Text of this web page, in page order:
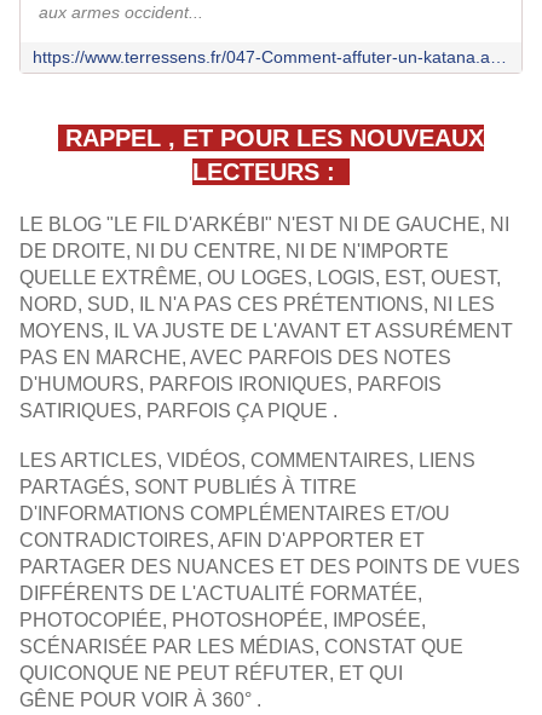
aux armes occident...
RAPPEL , ET POUR LES NOUVEAUX
LECTEURS :
LE BLOG "LE FIL D'ARKÉBI" N'EST NI DE GAUCHE, NI
DE DROITE, NI DU CENTRE, NI DE N'IMPORTE
QUELLE EXTRÊME, OU LOGES, LOGIS, EST, OUEST,
NORD, SUD, IL N'A PAS CES PRÉTENTIONS, NI LES
MOYENS, IL VA JUSTE DE L'AVANT ET ASSURÉMENT
PAS EN MARCHE, AVEC PARFOIS DES NOTES
D'HUMOURS, PARFOIS IRONIQUES, PARFOIS
SATIRIQUES, PARFOIS ÇA PIQUE .
LES ARTICLES, VIDÉOS, COMMENTAIRES, LIENS
PARTAGÉS, SONT PUBLIÉS À TITRE
D'INFORMATIONS COMPLÉMENTAIRES ET/OU
CONTRADICTOIRES, AFIN D'APPORTER ET
PARTAGER DES NUANCES ET DES POINTS DE VUES
DIFFÉRENTS DE L'ACTUALITÉ FORMATÉE,
PHOTOCOPIÉE, PHOTOSHOPÉE, IMPOSÉE,
SCÉNARISÉE PAR LES MÉDIAS, CONSTAT QUE
QUICONQUE NE PEUT RÉFUTER, ET QUI
GÊNE POUR VOIR À 360° .